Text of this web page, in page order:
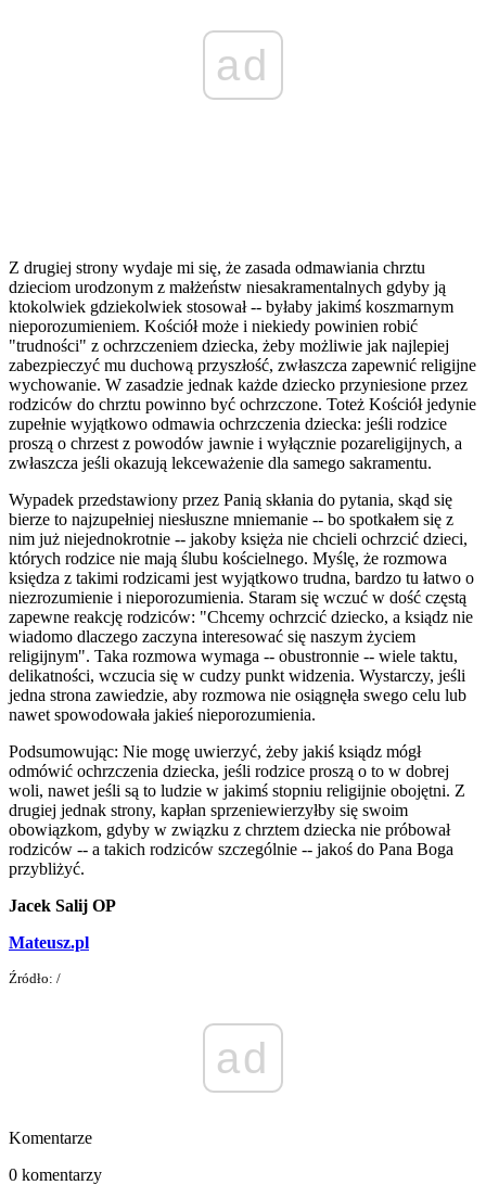
ad
Z drugiej strony wydaje mi się, że zasada odmawiania chrztu
dzieciom urodzonym z małżeństw niesakramentalnych gdyby ją
ktokolwiek gdziekolwiek stosował -- byłaby jakimś koszmarnym
nieporozumieniem. Kościół może i niekiedy powinien robić
"trudności" z ochrzczeniem dziecka, żeby możliwie jak najlepiej
zabezpieczyć mu duchową przyszłość, zwłaszcza zapewnić religijne
wychowanie. W zasadzie jednak każde dziecko przyniesione przez
rodziców do chrztu powinno być ochrzczone. Toteż Kościół jedynie
zupełnie wyjątkowo odmawia ochrzczenia dziecka: jeśli rodzice
proszą o chrzest z powodów jawnie i wyłącznie pozareligijnych, a
zwłaszcza jeśli okazują lekceważenie dla samego sakramentu.
Wypadek przedstawiony przez Panią skłania do pytania, skąd się
bierze to najzupełniej niesłuszne mniemanie -- bo spotkałem się z
nim już niejednokrotnie -- jakoby księża nie chcieli ochrzcić dzieci,
których rodzice nie mają ślubu kościelnego. Myślę, że rozmowa
księdza z takimi rodzicami jest wyjątkowo trudna, bardzo tu łatwo o
niezrozumienie i nieporozumienia. Staram się wczuć w dość częstą
zapewne reakcję rodziców: "Chcemy ochrzcić dziecko, a ksiądz nie
wiadomo dlaczego zaczyna interesować się naszym życiem
religijnym". Taka rozmowa wymaga -- obustronnie -- wiele taktu,
delikatności, wczucia się w cudzy punkt widzenia. Wystarczy, jeśli
jedna strona zawiedzie, aby rozmowa nie osiągnęła swego celu lub
nawet spowodowała jakieś nieporozumienia.
Podsumowując: Nie mogę uwierzyć, żeby jakiś ksiądz mógł
odmówić ochrzczenia dziecka, jeśli rodzice proszą o to w dobrej
woli, nawet jeśli są to ludzie w jakimś stopniu religijnie obojętni. Z
drugiej jednak strony, kapłan sprzeniewierzyłby się swoim
obowiązkom, gdyby w związku z chrztem dziecka nie próbował
rodziców -- a takich rodziców szczególnie -- jakoś do Pana Boga
przybliżyć.
Jacek Salij OP
Mateusz.pl
Źródło: /
ad
Komentarze
0 komentarzy